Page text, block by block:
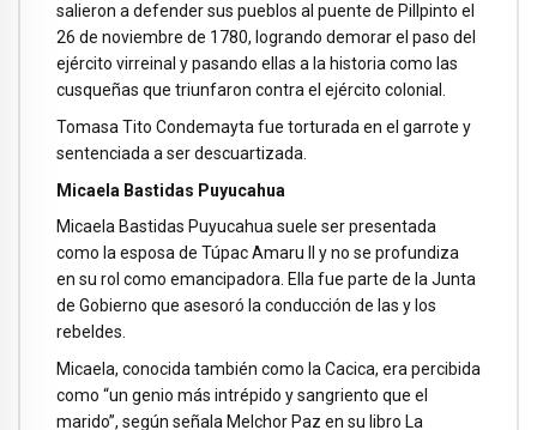
salieron a defender sus pueblos al puente de Pillpinto el
26 de noviembre de 1780, logrando demorar el paso del
ejército virreinal y pasando ellas a la historia como las
cusqueñas que triunfaron contra el ejército colonial.
Tomasa Tito Condemayta fue torturada en el garrote y
sentenciada a ser descuartizada.
Micaela Bastidas Puyucahua
Micaela Bastidas Puyucahua suele ser presentada
como la esposa de Túpac Amaru II y no se profundiza
en su rol como emancipadora. Ella fue parte de la Junta
de Gobierno que asesoró la conducción de las y los
rebeldes.
Micaela, conocida también como la Cacica, era percibida
como “un genio más intrépido y sangriento que el
marido”, según señala Melchor Paz en su libro La